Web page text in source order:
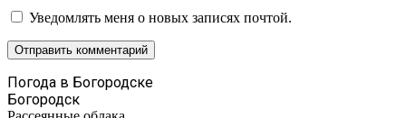
Уведомлять меня о новых записях почтой.
Погода в Богородске
Богородск